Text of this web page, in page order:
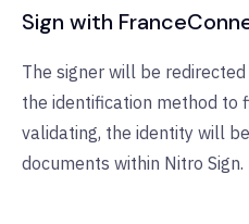
Sign with
The signer will be
the identification method to
validating, the identity will
documents within Nitro Sign.